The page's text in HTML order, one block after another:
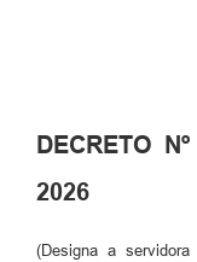
DECRETO
2026
(Designa a